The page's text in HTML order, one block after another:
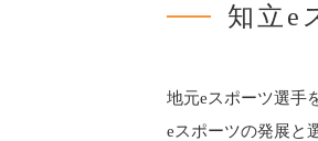
知立e
地元eスポーツ選手
eスポーツの発展と